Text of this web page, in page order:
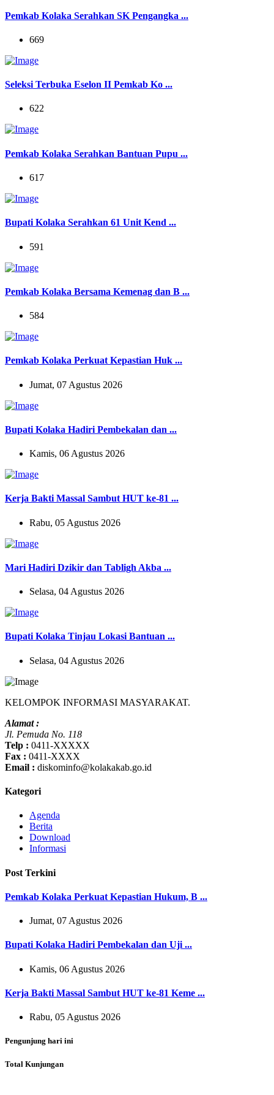
Pemkab Kolaka Serahkan SK Pengangka ...
669
Seleksi Terbuka Eselon II Pemkab Ko ...
622
Pemkab Kolaka Serahkan Bantuan Pupu ...
617
Bupati Kolaka Serahkan 61 Unit Kend ...
591
Pemkab Kolaka Bersama Kemenag dan B ...
584
Pemkab Kolaka Perkuat Kepastian Huk ...
Jumat, 07 Agustus 2026
Bupati Kolaka Hadiri Pembekalan dan ...
Kamis, 06 Agustus 2026
Kerja Bakti Massal Sambut HUT ke-81 ...
Rabu, 05 Agustus 2026
Mari Hadiri Dzikir dan Tabligh Akba ...
Selasa, 04 Agustus 2026
Bupati Kolaka Tinjau Lokasi Bantuan ...
Selasa, 04 Agustus 2026
KELOMPOK INFORMASI MASYARAKAT.
Alamat :
Jl. Pemuda No. 118
Telp : 0411-XXXXX
Fax : 0411-XXXX
Email : diskominfo@kolakakab.go.id
Kategori
Agenda
Berita
Download
Informasi
Post Terkini
Pemkab Kolaka Perkuat Kepastian Hukum, B ...
Jumat, 07 Agustus 2026
Bupati Kolaka Hadiri Pembekalan dan Uji ...
Kamis, 06 Agustus 2026
Kerja Bakti Massal Sambut HUT ke-81 Keme ...
Rabu, 05 Agustus 2026
Pengunjung hari ini
Total Kunjungan